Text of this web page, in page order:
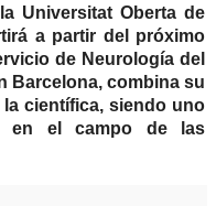
Universitat Oberta de
a partir del próximo
de Neurología del
Barcelona, combina su
científica, siendo uno
en el campo de las